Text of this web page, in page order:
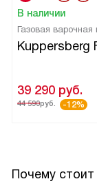
В наличии
Газовая варочная
Kuppersberg
39 290 руб.
44 590руб. -12%
Почему